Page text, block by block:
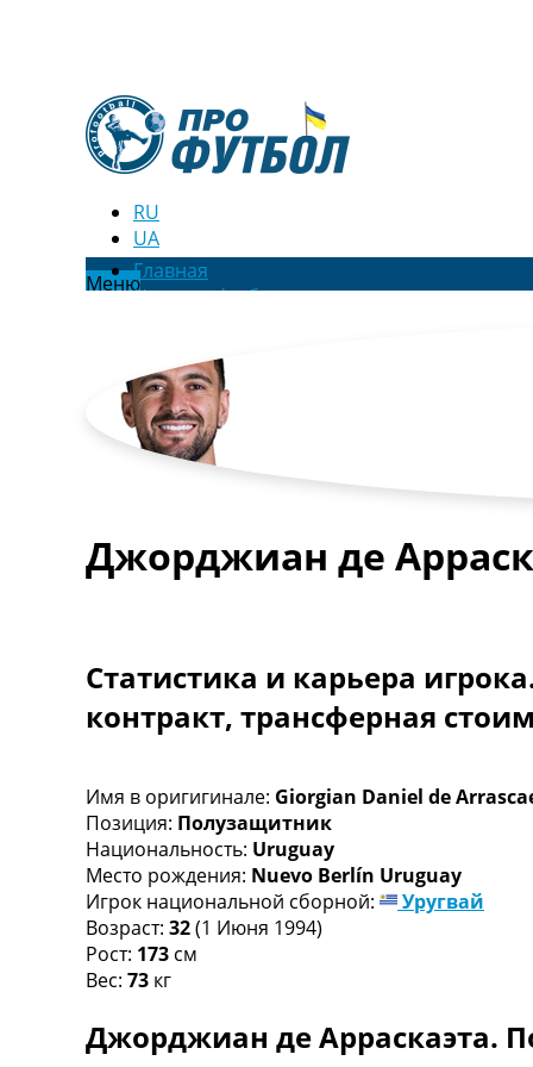
RU
UA
МенюГлавная
Новости футбола
Новости футбола Украины
Последние комментарии
Конкурс прогнозов
Логин
Рейтинги
Турниры
Чемпионат Мира
Англия. Премьер Лига
Испания. Ла Лига
Другие Турниры >>>
Таблицы групп Чемпионата Мира
Украина. Премьер-Лига
Украина. Первая Лига
Лига Чемпионов. Таблицы групп
Англия. Премьер-Лига
Испания. Ла Лига
Все таблицы >>>
Рейтинги
Рейтинг клубов УЕФА
Рейтинг ФИФА
Джорджиан де
Статистика и карьера
контракт, трансферная
Имя в оригигинале: Giorgian Daniel de
Позиция: Полузащитник
Национальность: Uruguay
Место рождения: Nuevo Berlín Uruguay
Игрок национальной сборной:
Уругвай
Возраст: 32(1 Июня 1994)
Рост: 173 см
Вес: 73 кг
Джорджиан де Арраскаэта.